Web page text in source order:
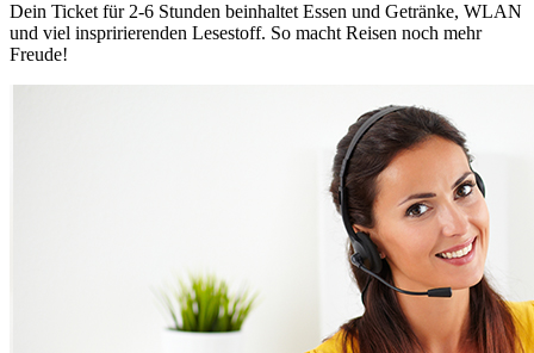
Dein Ticket für 2-6 Stunden beinhaltet Essen und Getränke, WLAN
und viel inspririerenden Lesestoff. So macht Reisen noch mehr
Freude!